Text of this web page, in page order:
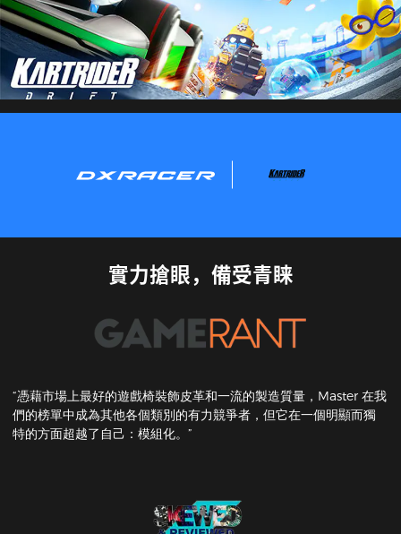
實力搶眼，備受青睐
“憑藉市場上最好的遊戲椅裝飾皮革和一流的製造質量，Master 在我
們的榜單中成為其他各個類別的有力競爭者，但它在一個明顯而獨
特的方面超越了自己：模組化。”